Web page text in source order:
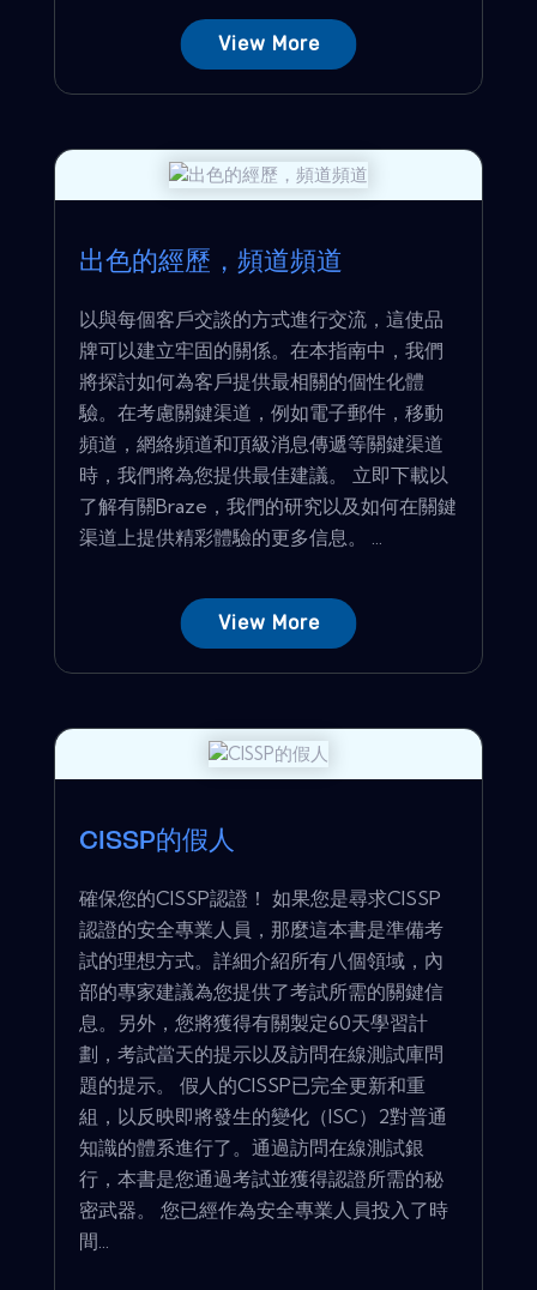
View More
出色的經歷，頻道頻道
以與每個客戶交談的方式進行交流，這使品
牌可以建立牢固的關係。在本指南中，我們
將探討如何為客戶提供最相關的個性化體
驗。在考慮關鍵渠道，例如電子郵件，移動
頻道，網絡頻道和頂級消息傳遞等關鍵渠道
時，我們將為您提供最佳建議。 立即下載以
了解有關Braze，我們的研究以及如何在關鍵
渠道上提供精彩體驗的更多信息。 ...
View More
CISSP的假人
確保您的CISSP認證！ 如果您是尋求CISSP
認證的安全專業人員，那麼這本書是準備考
試的理想方式。詳細介紹所有八個領域，內
部的專家建議為您提供了考試所需的關鍵信
息。另外，您將獲得有關製定60天學習計
劃，考試當天的提示以及訪問在線測試庫問
題的提示。 假人的CISSP已完全更新和重
組，以反映即將發生的變化（ISC）2對普通
知識的體系進行了。通過訪問在線測試銀
行，本書是您通過考試並獲得認證所需的秘
密武器。 您已經作為安全專業人員投入了時
間...